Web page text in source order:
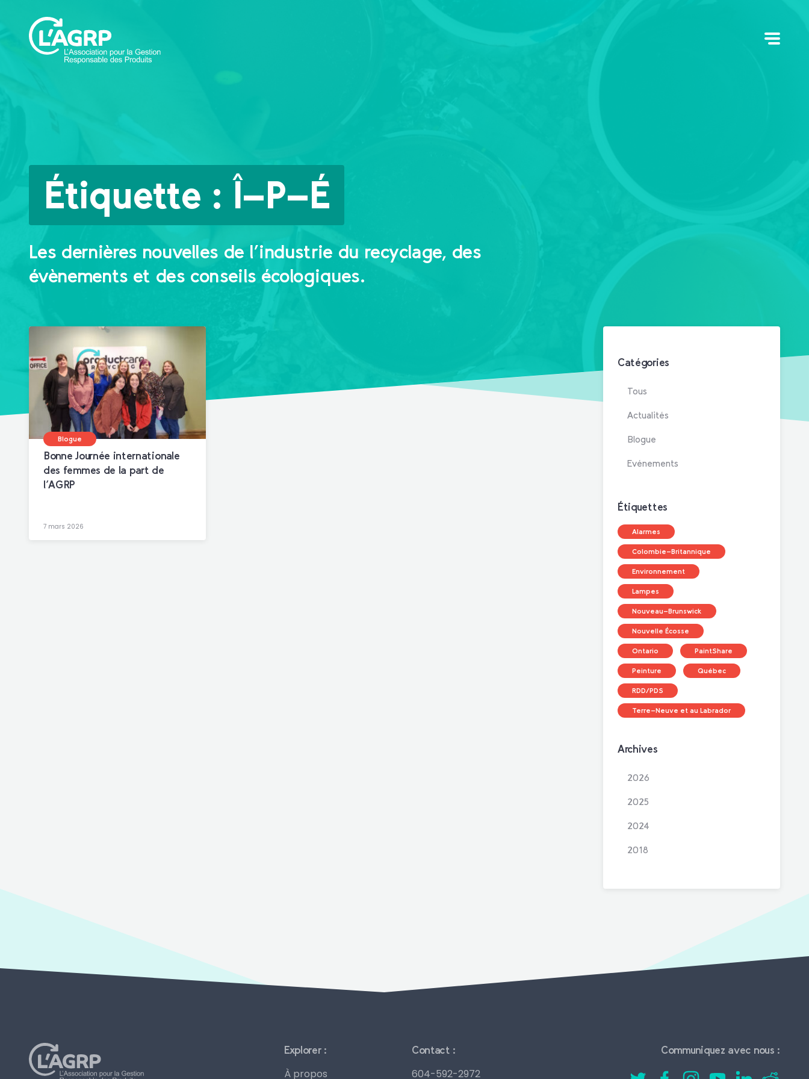
Étiquette : Î-P-É
Les dernières nouvelles de l’industrie du recyclage, des
évènements et des conseils écologiques.
Catégories
Tous
Actualités
Blogue
Evénements
Étiquettes
Alarmes
Colombie-Britannique
Environnement
Lampes
Nouveau-Brunswick
Nouvelle Écosse
Ontario PaintShare
Peinture Québec
RDD/PDS
Terre-Neuve et au Labrador
Archives
2026
2025
2024
2018
Blogue
Bonne Journée internationale
des femmes de la part de
l’AGRP
7 mars 2026
Explorer :
À propos
Contact :
604-592-2972
Communiquez avec nous :